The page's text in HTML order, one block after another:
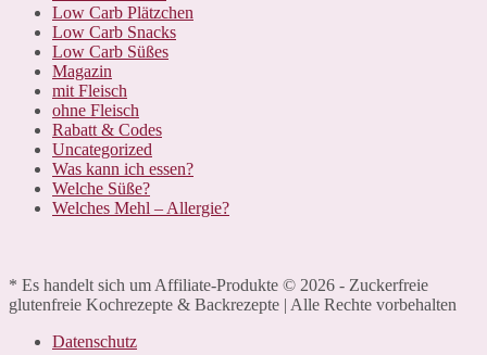
Low Carb Plätzchen
Low Carb Snacks
Low Carb Süßes
Magazin
mit Fleisch
ohne Fleisch
Rabatt & Codes
Uncategorized
Was kann ich essen?
Welche Süße?
Welches Mehl – Allergie?
* Es handelt sich um Affiliate-Produkte © 2026 - Zuckerfreie
glutenfreie Kochrezepte & Backrezepte | Alle Rechte vorbehalten
Datenschutz